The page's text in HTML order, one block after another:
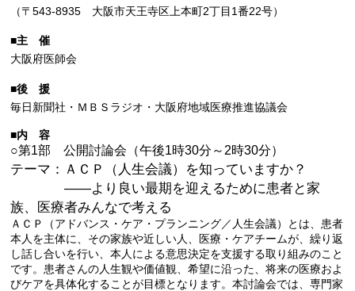
（〒543-8935 大阪市天王寺区上本町2丁目1番22号）
■主 催
大阪府医師会
■後 援
毎日新聞社・ＭＢＳラジオ・大阪府地域医療推進協議会
■内 容
○第1部 公開討論会（午後1時30分～2時30分）
テーマ：ＡＣＰ（人生会議）を知っていますか？
――より良い最期を迎えるために患者と家
族、医療者みんなで考える
ＡＣＰ（アドバンス・ケア・プランニング／人生会議）とは、患者
本人を主体に、その家族や近しい人、医療・ケアチームが、繰り返
し話し合いを行い、本人による意思決定を支援する取り組みのこと
です。患者さんの人生観や価値観、希望に沿った、将来の医療およ
びケアを具体化することが目標となります。本討論会では、専門家